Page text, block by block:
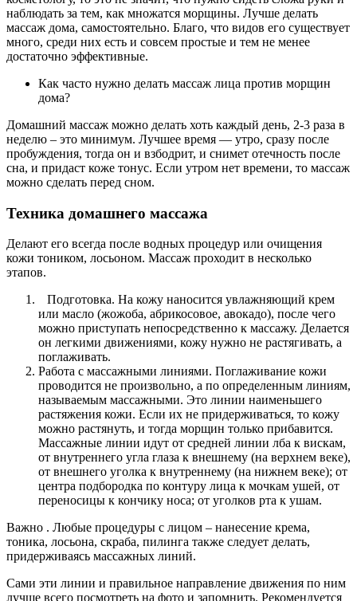
наблюдать за тем, как множатся морщины. Лучше делать
массаж дома, самостоятельно. Благо, что видов его существует
много, среди них есть и совсем простые и тем не менее
достаточно эффективные.
Как часто нужно делать массаж лица против морщин
дома?
Домашний массаж можно делать хоть каждый день, 2-3 раза в
неделю – это минимум. Лучшее время — утро, сразу после
пробуждения, тогда он и взбодрит, и снимет отечность после
сна, и придаст коже тонус. Если утром нет времени, то массаж
можно сделать перед сном.
Техника домашнего массажа
Делают его всегда после водных процедур или очищения
кожи тоником, лосьоном. Массаж проходит в несколько
этапов.
Подготовка. На кожу наносится увлажняющий крем
или масло (жожоба, абрикосовое, авокадо), после чего
можно приступать непосредственно к массажу. Делается
он легкими движениями, кожу нужно не растягивать, а
поглаживать.
Работа с массажными линиями. Поглаживание кожи
проводится не произвольно, а по определенным линиям,
называемым массажными. Это линии наименьшего
растяжения кожи. Если их не придерживаться, то кожу
можно растянуть, и тогда морщин только прибавится.
Массажные линии идут от средней линии лба к вискам,
от внутреннего угла глаза к внешнему (на верхнем веке),
от внешнего уголка к внутреннему (на нижнем веке); от
центра подбородка по контуру лица к мочкам ушей, от
переносицы к кончику носа; от уголков рта к ушам.
Важно . Любые процедуры с лицом – нанесение крема,
тоника, лосьона, скраба, пилинга также следует делать,
придерживаясь массажных линий.
Сами эти линии и правильное направление движения по ним
лучше всего посмотреть на фото и запомнить. Рекомендуется